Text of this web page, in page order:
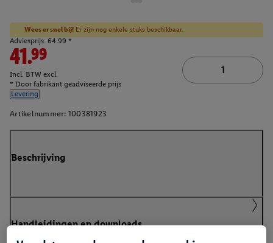
Wees er snel bij! Er zijn nog enkele stuks beschikbaar.
Adviesprijs: 64.99 *
41.99
Incl. BTW excl.
* Door fabrikant geadviseerde prijs
Levering
Artikelnummer: 100381923
Beschrijving
Handleidingen en downloads